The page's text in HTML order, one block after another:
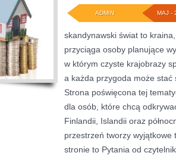
MAJ -
ADMIN
skandynawski świat to
przyciąga osoby planujące
w którym czyste krajobrazy
a każda przygoda może
Strona poświęcona tej
dla osób, które chcą
Finlandii, Islandii oraz
przestrzeń tworzy wyjątkowe
stronie to Pytania od